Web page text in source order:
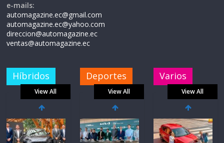
e-mails:
automagazine.ec@gmail.com
automagazine.ec@yahoo.com
direccion@automagazine.ec
ventas@automagazine.ec
Híbridos
View All
Deportes
View All
Varios
View All